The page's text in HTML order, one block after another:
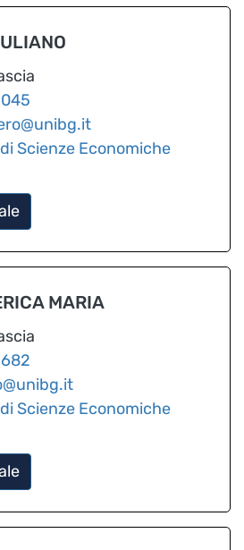
Scienze Economiche
MARIA
Scienze Economiche